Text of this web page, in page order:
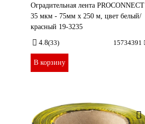
Оградительная лента PROCONNECT
35 мкм - 75мм х 250 м, цвет белый/
красный 19-3235
4.8(33) 15734391
В корзину